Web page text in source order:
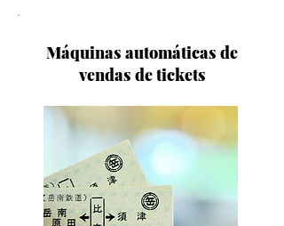
Máquinas automáticas de
vendas de tickets